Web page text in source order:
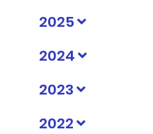
2025
2024
2023
2022